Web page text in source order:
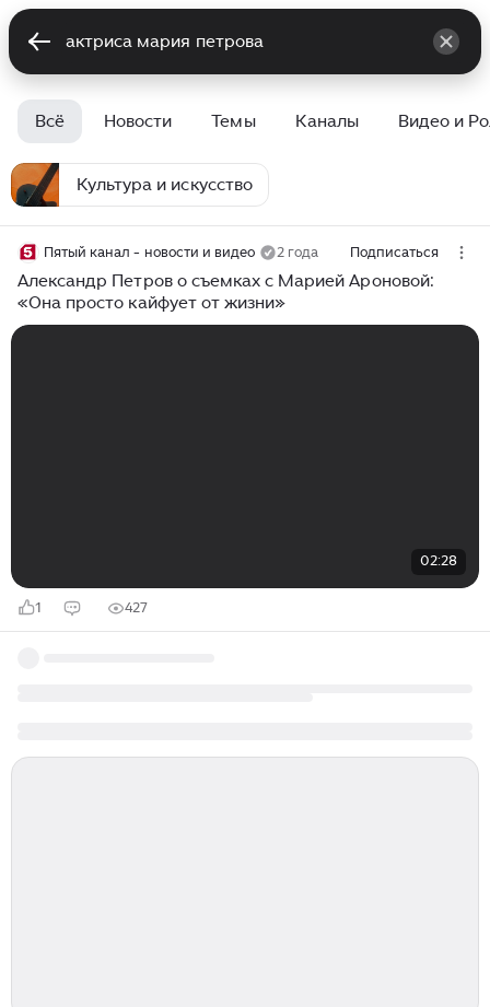
Всё Новости Темы Каналы Видео и
Культура и искусство
Пятый канал - новости и видео 2 года Подписаться
Александр Петров о съемках с Марией Ароновой:
«Она просто кайфует от жизни»
02:28
1 427